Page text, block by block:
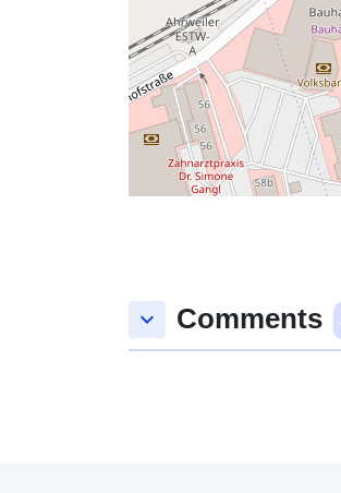
keyboard_arrow_down Comments